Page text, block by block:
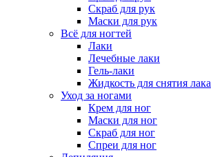
Скраб для рук
Маски для рук
Всё для ногтей
Лаки
Лечебные лаки
Гель-лаки
Жидкость для снятия лака
Уход за ногами
Крем для ног
Маски для ног
Скраб для ног
Спреи для ног